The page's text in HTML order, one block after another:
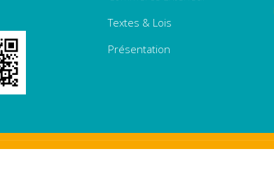
Textes & Lois
Présentation